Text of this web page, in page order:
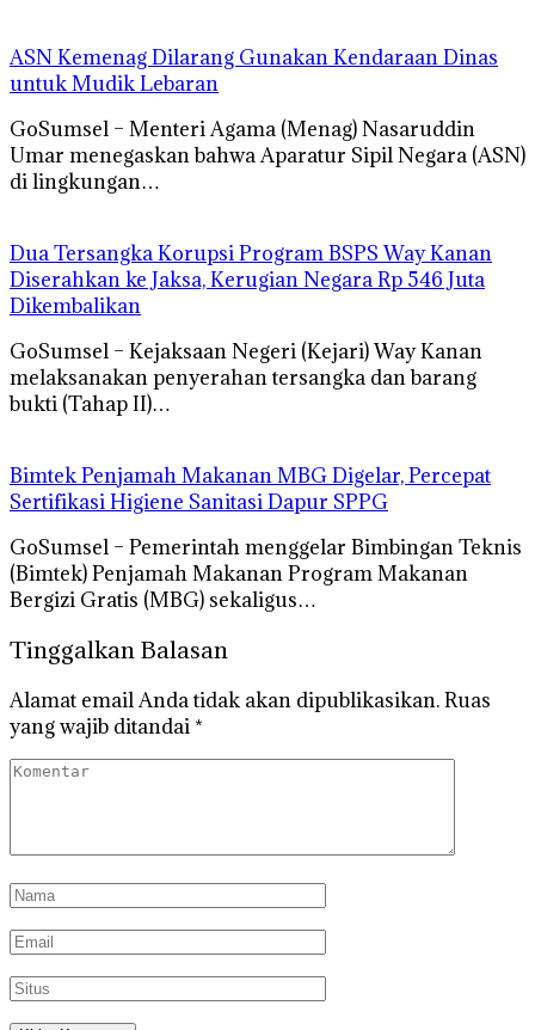
ASN Kemenag Dilarang Gunakan Kendaraan Dinas
untuk Mudik Lebaran
GoSumsel – Menteri Agama (Menag) Nasaruddin
Umar menegaskan bahwa Aparatur Sipil Negara (ASN)
di lingkungan…
Dua Tersangka Korupsi Program BSPS Way Kanan
Diserahkan ke Jaksa, Kerugian Negara Rp 546 Juta
Dikembalikan
GoSumsel – Kejaksaan Negeri (Kejari) Way Kanan
melaksanakan penyerahan tersangka dan barang
bukti (Tahap II)…
Bimtek Penjamah Makanan MBG Digelar, Percepat
Sertifikasi Higiene Sanitasi Dapur SPPG
GoSumsel – Pemerintah menggelar Bimbingan Teknis
(Bimtek) Penjamah Makanan Program Makanan
Bergizi Gratis (MBG) sekaligus…
Tinggalkan Balasan
Alamat email Anda tidak akan dipublikasikan.Ruas
yang wajib ditandai *